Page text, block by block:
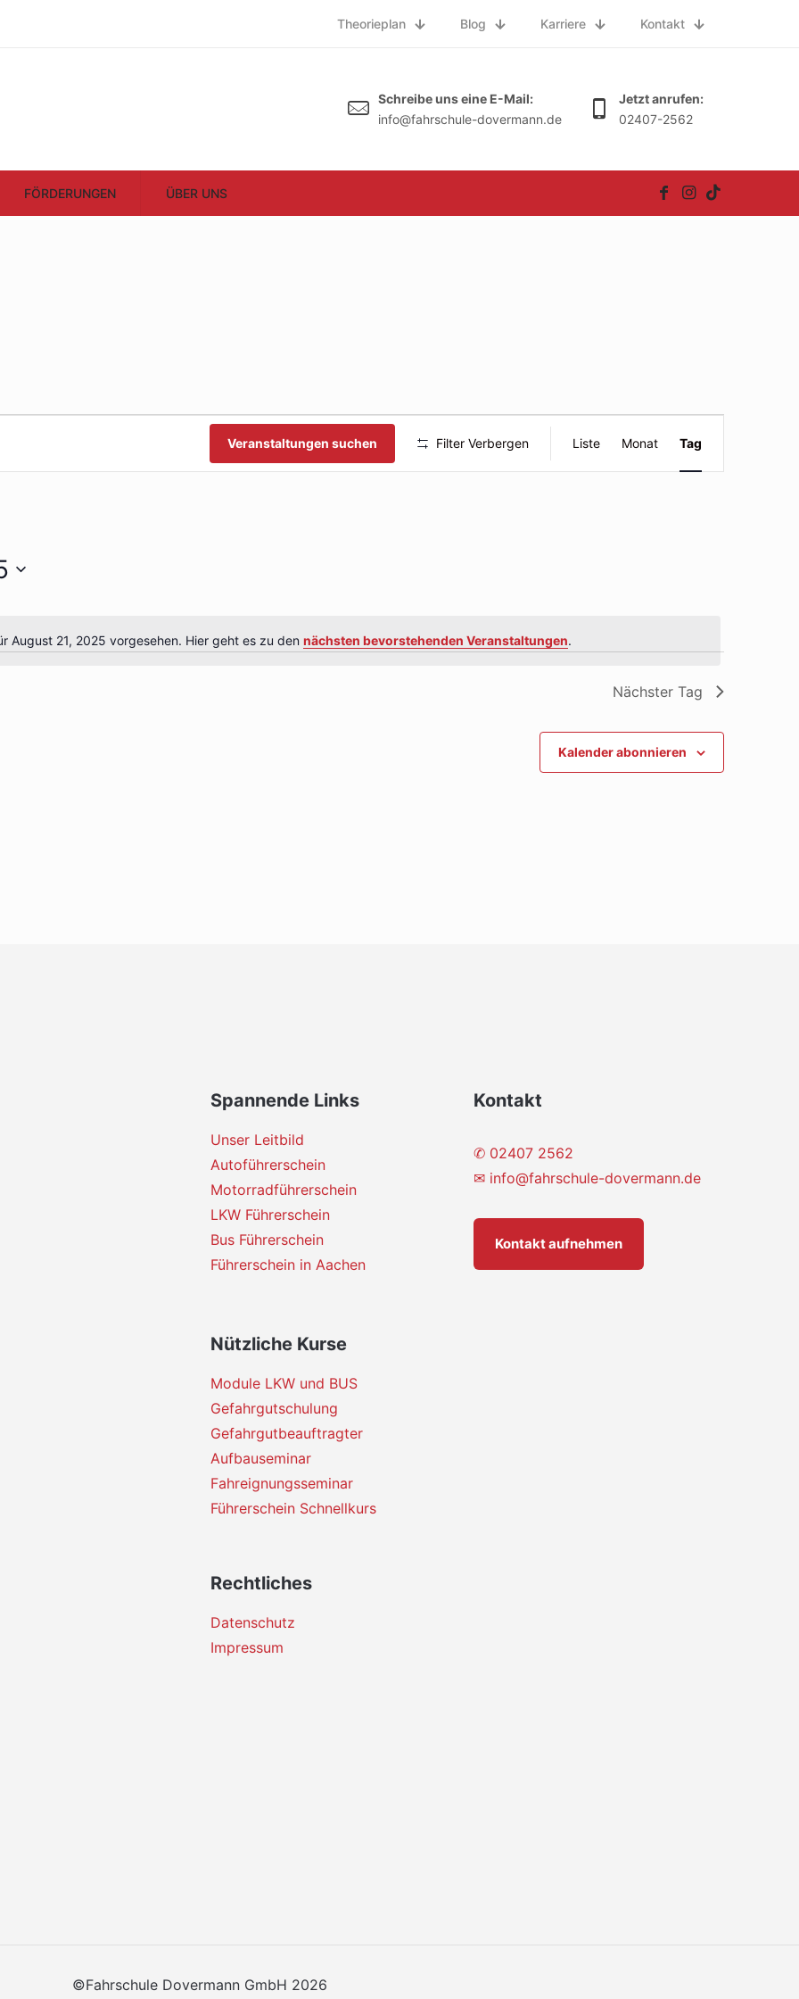
Theorieplan Blog Karriere Kontakt
Schreibe uns eine E-Mail:
info@fahrschule-dovermann.de
Jetzt anrufen:
02407-2562
FÖRDERUNGEN ÜBER UNS
Hinweis
August 21, 2025 vorgesehen. Hier geht es zu den nächsten bevorstehenden Veranstaltungen.
Veranstaltungen suchen Filter Verbergen Liste Monat Tag
Nächster Tag
Kalender abonnieren
Spannende Links
Unser Leitbild
Autoführerschein
Motorradführerschein
LKW Führerschein
Bus Führerschein
Führerschein in Aachen
Nützliche Kurse
Module LKW und BUS
Gefahrgutschulung
Gefahrgutbeauftragter
Aufbauseminar
Fahreignungsseminar
Führerschein Schnellkurs
Rechtliches
Datenschutz
Impressum
Kontakt
✆ 02407 2562
✉ info@fahrschule-dovermann.de
Kontakt aufnehmen
©Fahrschule Dovermann GmbH 2026